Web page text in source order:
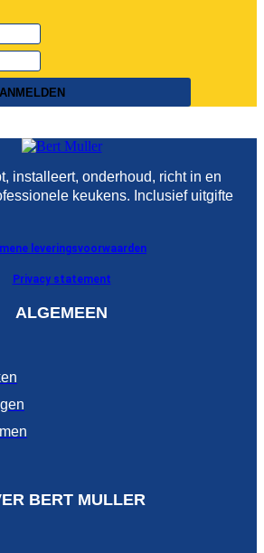
installeert, onderhoud, richt in en
keukens. Inclusief uitgifte
leveringsvoorwaarden
Privacy statement
ALGEMEEN
BERT MULLER